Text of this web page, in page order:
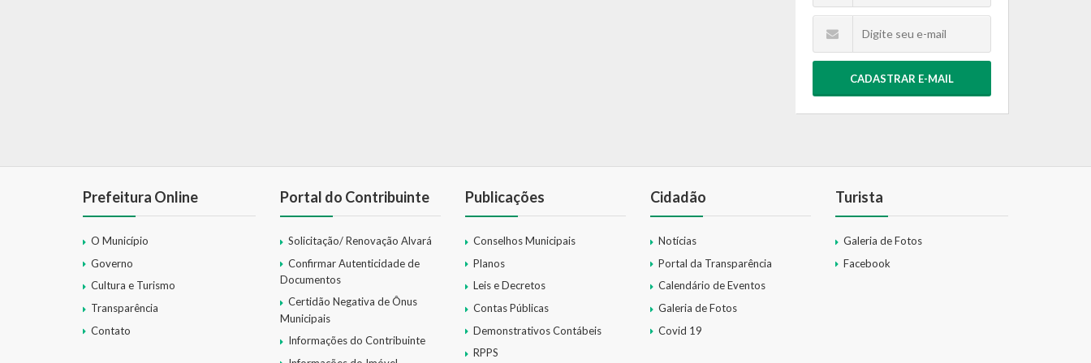
CADASTRAR E-MAIL
Prefeitura Online
O Município
Governo
Cultura e Turismo
Transparência
Contato
Portal do Contribuinte
Solicitação/ Renovação Alvará
Confirmar Autenticidade de
Documentos
Certidão Negativa de Ônus
Municipais
Informações do Contribuinte
Publicações
Conselhos Municipais
Planos
Leis e Decretos
Contas Públicas
Demonstrativos Contábeis
RPPS
Cidadão
Notícias
Portal da Transparência
Calendário de Eventos
Galeria de Fotos
Covid 19
Turista
Galeria de Fotos
Facebook